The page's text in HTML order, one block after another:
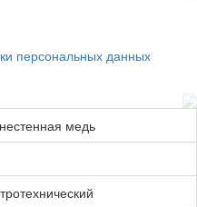
персональных данных
медь